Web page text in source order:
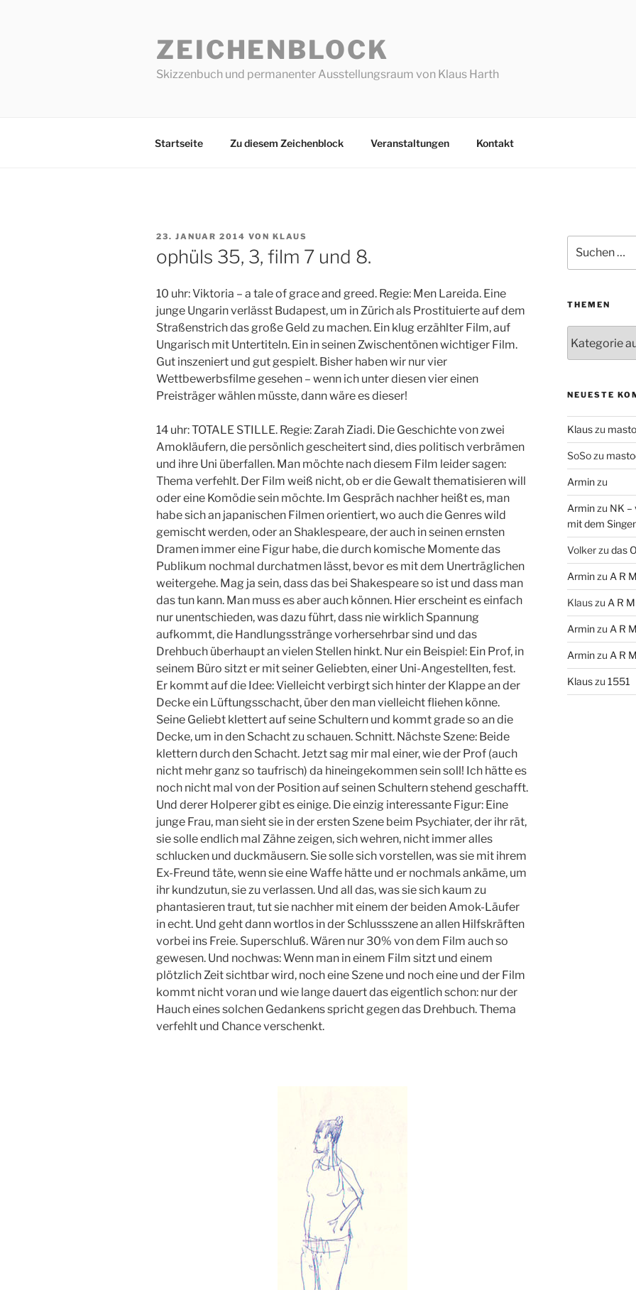
ZEICHENBLOCK
Skizzenbuch und permanenter Ausstellungsraum von Klaus Harth
Startseite Zu diesem Zeichenblock Veranstaltungen Kontakt
VERÖFFENTLICHT
23. JANUAR 2014 VON KLAUS
ophüls 35, 3, film 7 und 8.
10 uhr: Viktoria – a tale of grace and greed. Regie: Men Lareida. Eine
junge Ungarin verlässt Budapest, um in Zürich als Prostituierte auf dem
Straßenstrich das große Geld zu machen. Ein klug erzählter Film, auf
Ungarisch mit Untertiteln. Ein in seinen Zwischentönen wichtiger Film.
Gut inszeniert und gut gespielt. Bisher haben wir nur vier
Wettbewerbsfilme gesehen – wenn ich unter diesen vier einen
Preisträger wählen müsste, dann wäre es dieser!
14 uhr: TOTALE STILLE. Regie: Zarah Ziadi. Die Geschichte von zwei
Amokläufern, die persönlich gescheitert sind, dies politisch verbrämen
und ihre Uni überfallen. Man möchte nach diesem Film leider sagen:
Thema verfehlt. Der Film weiß nicht, ob er die Gewalt thematisieren will
oder eine Komödie sein möchte. Im Gespräch nachher heißt es, man
habe sich an japanischen Filmen orientiert, wo auch die Genres wild
gemischt werden, oder an Shaklespeare, der auch in seinen ernsten
Dramen immer eine Figur habe, die durch komische Momente das
Publikum nochmal durchatmen lässt, bevor es mit dem Unerträglichen
weitergehe. Mag ja sein, dass das bei Shakespeare so ist und dass man
das tun kann. Man muss es aber auch können. Hier erscheint es einfach
nur unentschieden, was dazu führt, dass nie wirklich Spannung
aufkommt, die Handlungsstränge vorhersehrbar sind und das
Drehbuch überhaupt an vielen Stellen hinkt. Nur ein Beispiel: Ein Prof, in
seinem Büro sitzt er mit seiner Geliebten, einer Uni-Angestellten, fest.
Er kommt auf die Idee: Vielleicht verbirgt sich hinter der Klappe an der
Decke ein Lüftungsschacht, über den man vielleicht fliehen könne.
Seine Geliebt klettert auf seine Schultern und kommt grade so an die
Decke, um in den Schacht zu schauen. Schnitt. Nächste Szene: Beide
klettern durch den Schacht. Jetzt sag mir mal einer, wie der Prof (auch
nicht mehr ganz so taufrisch) da hineingekommen sein soll! Ich hätte es
noch nicht mal von der Position auf seinen Schultern stehend geschafft.
Und derer Holperer gibt es einige. Die einzig interessante Figur: Eine
junge Frau, man sieht sie in der ersten Szene beim Psychiater, der ihr rät,
sie solle endlich mal Zähne zeigen, sich wehren, nicht immer alles
schlucken und duckmäusern. Sie solle sich vorstellen, was sie mit ihrem
Ex-Freund täte, wenn sie eine Waffe hätte und er nochmals ankäme, um
ihr kundzutun, sie zu verlassen. Und all das, was sie sich kaum zu
phantasieren traut, tut sie nachher mit einem der beiden Amok-Läufer
in echt. Und geht dann wortlos in der Schlussszene an allen Hilfskräften
vorbei ins Freie. Superschluß. Wären nur 30% von dem Film auch so
gewesen. Und nochwas: Wenn man in einem Film sitzt und einem
plötzlich Zeit sichtbar wird, noch eine Szene und noch eine und der Film
kommt nicht voran und wie lange dauert das eigentlich schon: nur der
Hauch eines solchen Gedankens spricht gegen das Drehbuch. Thema
verfehlt und Chance verschenkt.
nach:
THEMEN
NEUESTE
Klauszu
SoSozu
Arminzu
Arminzu NK –
mit dem
Volkerzu das
Arminzu A R
Klauszu A R
Arminzu A R
Arminzu A R
Klauszu 1551